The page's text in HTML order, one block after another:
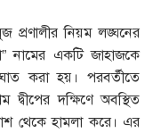
নিয়ম লঙ্ঘনের
নামের একটি জাহাজকে
করা হয়। পরবর্তীতে
দক্ষিণে অবস্থিত
থেকে হামলা করে। এর